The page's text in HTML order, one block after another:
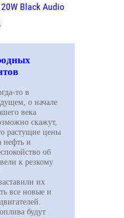
Black Audio
то в
о начале
века
скажут,
растущие цены
нефть и
об
к резкому
их
все новые и
будут